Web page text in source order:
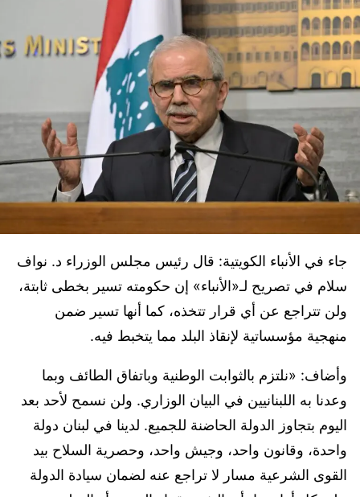
جاء في الأنباء الكويتية: قال رئيس مجلس الوزراء د. نواف
سلام في تصريح لـ«الأنباء» إن حكومته تسير بخطى ثابتة،
ولن تتراجع عن أي قرار تتخذه، كما أنها تسير ضمن
منهجية مؤسساتية لإنقاذ البلد مما يتخبط فيه.
وأضاف: «نلتزم بالثوابت الوطنية وباتفاق الطائف وبما
وعدنا به اللبنانيين في البيان الوزاري. ولن نسمح لأحد بعد
اليوم بتجاوز الدولة الحاضنة للجميع. لدينا في لبنان دولة
واحدة، وقانون واحد، وجيش واحد، وحصرية السلاح بيد
القوى الشرعية مسار لا تراجع عنه لضمان سيادة الدولة